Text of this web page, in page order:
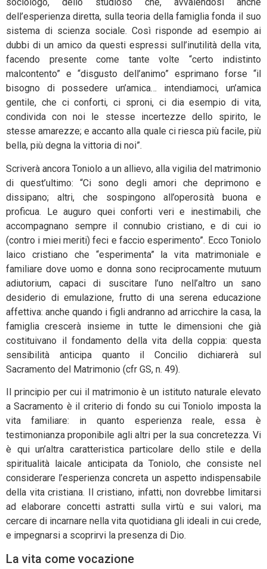
sociologo, dello studioso che, avvalendosi anche
dell’esperienza diretta, sulla teoria della famiglia fonda il suo
sistema di scienza sociale. Così risponde ad esempio ai
dubbi di un amico da questi espressi sull’inutilità della vita,
facendo presente come tante volte “certo indistinto
malcontento” e “disgusto dell’animo” esprimano forse “il
bisogno di possedere un’amica… intendiamoci, un’amica
gentile, che ci conforti, ci sproni, ci dia esempio di vita,
condivida con noi le stesse incertezze dello spirito, le
stesse amarezze; e accanto alla quale ci riesca più facile, più
bella, più degna la vittoria di noi”.
Scriverà ancora Toniolo a un allievo, alla vigilia del matrimonio
di quest’ultimo: “Ci sono degli amori che deprimono e
dissipano; altri, che sospingono all’operosità buona e
proficua. Le auguro quei conforti veri e inestimabili, che
accompa­gnano sempre il connubio cristiano, e di cui io
(contro i miei meriti) feci e faccio esperimento”. Ecco Toniolo
laico cristiano che “esperimenta” la vita matrimoniale e
familiare dove uomo e donna sono reciprocamente mutuum
adiutorium, capaci di suscitare l’uno nell’altro un sano
desiderio di emulazione, frutto di una serena educazione
affettiva: anche quando i figli andranno ad arricchire la casa, la
famiglia crescerà insieme in tutte le dimensioni che già
costituivano il fondamento della vita della coppia: questa
sensibilità anticipa quanto il Concilio dichiarerà sul
Sacramento del Matrimonio (cfr GS, n. 49).
Il principio per cui il matrimonio è un istituto naturale elevato
a Sacramento è il criterio di fondo su cui Toniolo imposta la
vita familiare: in quanto esperienza reale, essa è
testimonianza proponibile agli altri per la sua concretezza. Vi
è qui un’altra caratteristica particolare dello stile e della
spiritualità laicale anticipata da Toniolo, che consiste nel
considerare l’esperienza concreta un aspetto indispensabile
della vita cristiana. Il cristiano, infatti, non dovrebbe limitarsi
ad elaborare concetti astratti sulla virtù e sui valori, ma
cercare di incarnare nella vita quotidiana gli ideali in cui crede,
e impegnarsi a scoprirvi la presenza di Dio.
La vita come vocazione